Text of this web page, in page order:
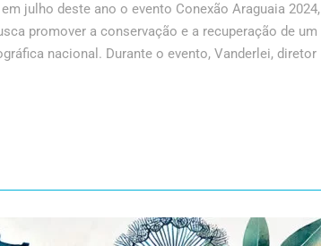
julho deste ano o evento Conexão Araguaia 2024,
promover a conservação e a recuperação de um
nacional. Durante o evento, Vanderlei, diretor